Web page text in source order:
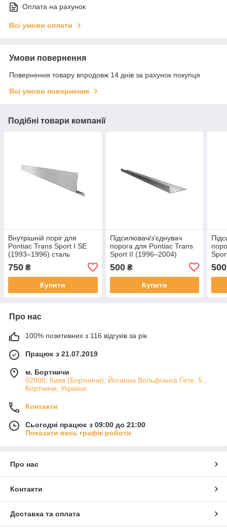
Оплата на рахунок
Всі умови оплати
Умови повернення
Повернення товару впродовж 14 днів за рахунок покупця
Всі умови повернення
Подібні товари компанії
Внутрішній поріг для
Pontiac Trans Sport I SE
(1993–1996) сталь
750 ₴
Купити
Підсилювач/зʼєднувач
порога для Pontiac Trans
Sport II (1996–2004)
500₴
Купити
500
Про нас
100% позитивних з 116 відгуків за рік
Працює з 21.07.2019
м. Бортничи
02000, Киев (Бортничи), Йоганна Вольфганга Ґете, 5 ,
Бортничи, Україна
Контакти
Сьогодні працює з 09:00 до 21:00
Показати весь графік роботи
Про нас
Контакти
Доставка та оплата